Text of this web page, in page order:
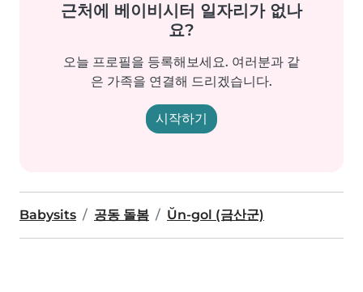
근처에 베이비시터 일자리가 없나
요?
오늘 프로필을 등록해보세요. 여러분과 같
은 가족을 연결해 드리겠습니다.
시작하기
Babysits 공동 돌봄 Ŭn-gol (금산군)